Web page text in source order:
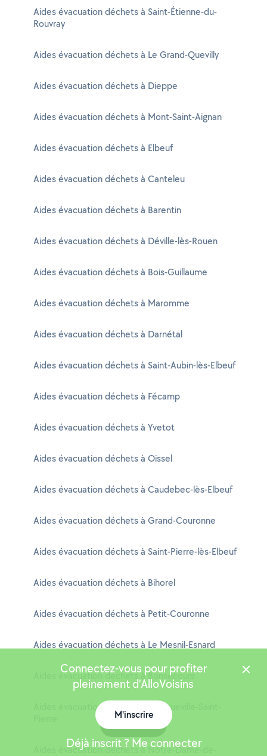
Aides évacuation déchets à Saint-Étienne-du-
Rouvray
Aides évacuation déchets à Le Grand-Quevilly
Aides évacuation déchets à Dieppe
Aides évacuation déchets à Mont-Saint-Aignan
Aides évacuation déchets à Elbeuf
Aides évacuation déchets à Canteleu
Aides évacuation déchets à Barentin
Aides évacuation déchets à Déville-lès-Rouen
Aides évacuation déchets à Bois-Guillaume
Aides évacuation déchets à Maromme
Aides évacuation déchets à Darnétal
Aides évacuation déchets à Saint-Aubin-lès-Elbeuf
Aides évacuation déchets à Fécamp
Aides évacuation déchets à Yvetot
Aides évacuation déchets à Oissel
Aides évacuation déchets à Caudebec-lès-Elbeuf
Aides évacuation déchets à Grand-Couronne
Aides évacuation déchets à Saint-Pierre-lès-Elbeuf
Aides évacuation déchets à Bihorel
Aides évacuation déchets à Petit-Couronne
Aides évacuation déchets à Le Mesnil-Esnard
Aides évacuation déchets à Bonsecours
Aides évacuation déchets à Franqueville-Saint-
Aides évacuation déchets à Notre-Dame-de-
Connectez-vous pour profiter
pleinement d'AlloVoisins
M'inscrire
Déjà inscrit ? Me connecter